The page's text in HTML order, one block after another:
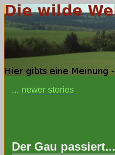
... newer stories
Der Gau passiert...